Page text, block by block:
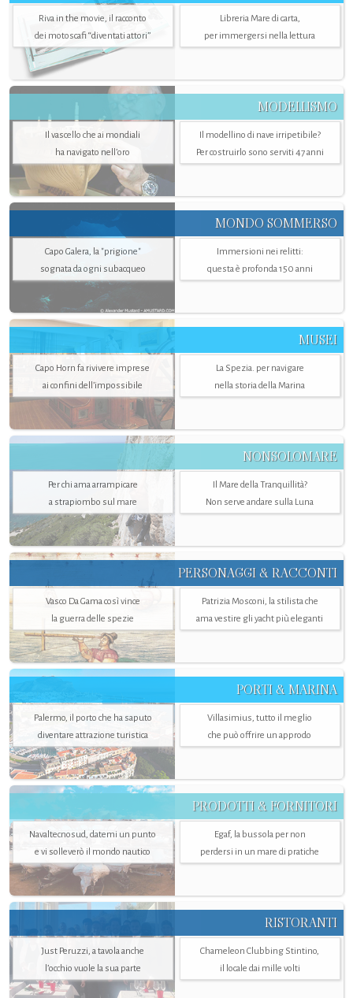
Riva in the movie, il racconto
dei motoscafi “diventati attori”
Libreria Mare di carta,
per immergersi nella lettura
MODELLISMO
Il vascello che ai mondiali
ha navigato nell’oro
Il modellino di nave irripetibile?
Per costruirlo sono serviti 47 anni
MONDO SOMMERSO
Capo Galera, la "prigione"
sognata da ogni subacqueo
Immersioni nei relitti:
questa è profonda 150 anni
MUSEI
Capo Horn fa rivivere imprese
ai confini dell’impossibile
La Spezia. per navigare
nella storia della Marina
NONSOLOMARE
Per chi ama arrampicare
a strapiombo sul mare
Il Mare della Tranquillità?
Non serve andare sulla Luna
PERSONAGGI & RACCONTI
Vasco Da Gama così vince
la guerra delle spezie
Patrizia Mosconi, la stilista che
ama vestire gli yacht più eleganti
PORTI & MARINA
Palermo, il porto che ha saputo
diventare attrazione turistica
Villasimius, tutto il meglio
che può offrire un approdo
PRODOTTI & FORNITORI
Navaltecnosud, datemi un punto
e vi solleverò il mondo nautico
Egaf, la bussola per non
perdersi in un mare di pratiche
RISTORANTI
Just Peruzzi, a tavola anche
l’occhio vuole la sua parte
Chameleon Clubbing Stintino,
il locale dai mille volti